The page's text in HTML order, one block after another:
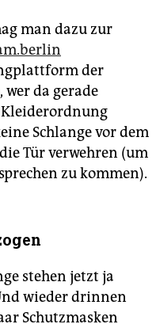
man dazu zur
der
da gerade
Kleiderordnung
Schlange vor dem
Tür verwehren (um
zu kommen).
stehen jetzt ja
wieder drinnen
Schutzmasken